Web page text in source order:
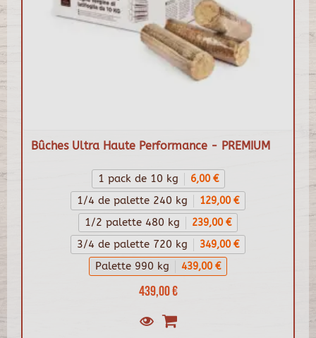
Bûches Ultra Haute Performance - PREMIUM
439,00 €
1 pack de 10 kg 6,00 €
1/4 de palette 240 kg 129,00 €
1/2 palette 480 kg 239,00 €
3/4 de palette 720 kg 349,00 €
Palette 990 kg 439,00 €